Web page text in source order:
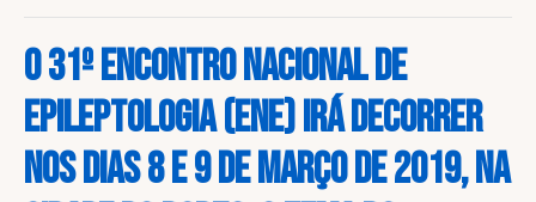
O 31º Encontro Nacional de
Epileptologia (ENE) irá decorrer
nos dias 8 e 9 de março de 2019, na